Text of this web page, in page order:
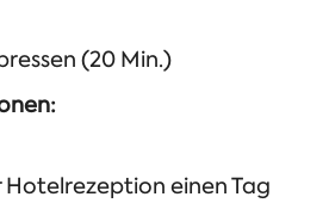
(20 Min.)
einen Tag